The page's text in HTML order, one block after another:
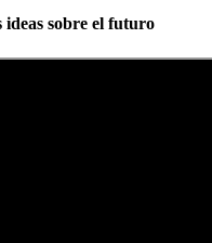
sobre el futuro